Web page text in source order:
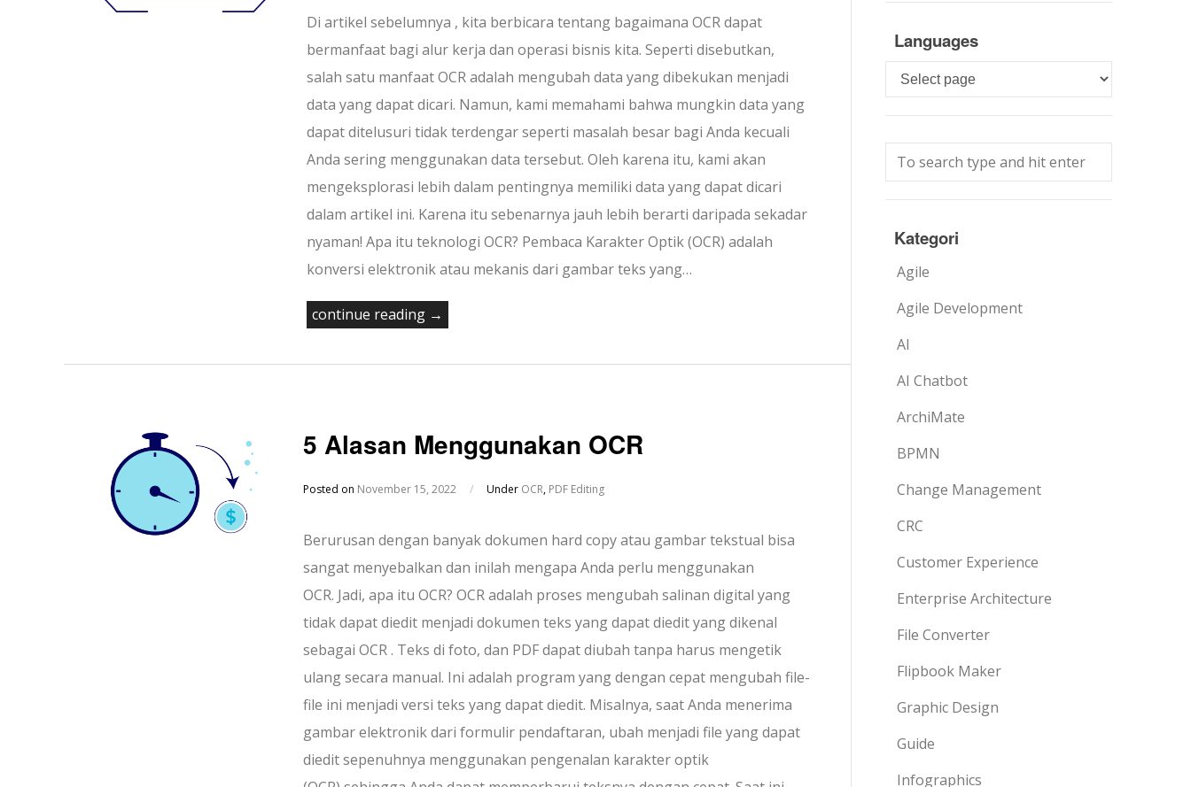
Di artikel sebelumnya , kita berbicara tentang bagaimana OCR dapat
bermanfaat bagi alur kerja dan operasi bisnis kita. Seperti disebutkan,
salah satu manfaat OCR adalah mengubah data yang dibekukan menjadi
data yang dapat dicari. Namun, kami memahami bahwa mungkin data yang
dapat ditelusuri tidak terdengar seperti masalah besar bagi Anda kecuali
Anda sering menggunakan data tersebut. Oleh karena itu, kami akan
mengeksplorasi lebih dalam pentingnya memiliki data yang dapat dicari
dalam artikel ini. Karena itu sebenarnya jauh lebih berarti daripada sekadar
nyaman! Apa itu teknologi OCR? Pembaca Karakter Optik (OCR) adalah
konversi elektronik atau mekanis dari gambar teks yang…
continue reading →
5 Alasan Menggunakan OCR
Posted on November 15, 2022 / Under OCR, PDF Editing
Berurusan dengan banyak dokumen hard copy atau gambar tekstual bisa
sangat menyebalkan dan inilah mengapa Anda perlu menggunakan
OCR. Jadi, apa itu OCR? OCR adalah proses mengubah salinan digital yang
tidak dapat diedit menjadi dokumen teks yang dapat diedit yang dikenal
sebagai OCR . Teks di foto, dan PDF dapat diubah tanpa harus mengetik
ulang secara manual. Ini adalah program yang dengan cepat mengubah file-
file ini menjadi versi teks yang dapat diedit. Misalnya, saat Anda menerima
gambar elektronik dari formulir pendaftaran, ubah menjadi file yang dapat
diedit sepenuhnya menggunakan pengenalan karakter optik
Languages
Languages
Kategori
Agile
Agile Development
AI
AI Chatbot
ArchiMate
BPMN
Change Management
CRC
Customer Experience
Enterprise Architecture
File Converter
Flipbook Maker
Graphic Design
Guide
Infographics